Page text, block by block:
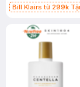
Bill Klairs từ 299k
25ml (SL Có Hạn)